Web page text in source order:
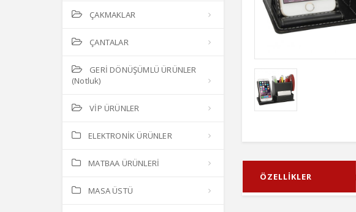
ÇAKMAKLAR
ÇANTALAR
GERİ DÖNÜŞÜMLÜ ÜRÜNLER
(Notluk)
VİP ÜRÜNLER
ELEKTRONİK ÜRÜNLER
MATBAA ÜRÜNLERİ
MASA ÜSTÜ
ÖZELLİKLER